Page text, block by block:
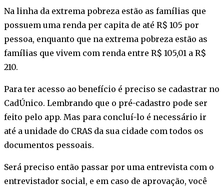
Na linha da extrema pobreza estão as famílias que
possuem uma renda per capita de até R$ 105 por
pessoa, enquanto que na extrema pobreza estão as
famílias que vivem com renda entre R$ 105,01 a R$
210.
Para ter acesso ao benefício é preciso se cadastrar no
CadÚnico. Lembrando que o pré-cadastro pode ser
feito pelo app. Mas para concluí-lo é necessário ir
até a unidade do CRAS da sua cidade com todos os
documentos pessoais.
Será preciso então passar por uma entrevista com o
entrevistador social, e em caso de aprovação, você